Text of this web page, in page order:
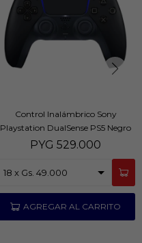
Control Inalámbrico Sony
Playstation DualSense PS5 Negro
PYG 529.000